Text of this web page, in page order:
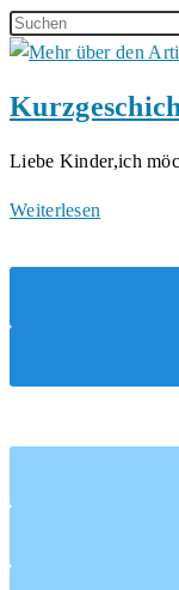
Diese
Website
Liebe Kinder,ich
Weiterlesen
Bruno
Kalmbach